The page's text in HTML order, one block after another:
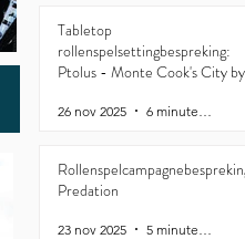
Tabletop
rollenspelsettingbespreking:
Ptolus - Monte Cook's City by
26 nov 2025
Predation
23 nov 2025